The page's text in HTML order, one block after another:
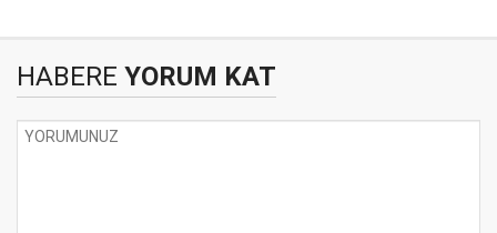
HABERE YORUM KAT